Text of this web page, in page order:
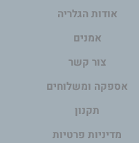
אודות הגלריה
אמנים
צור קשר
אספקה ומשלוחים
תקנון
מדיניות פרטיות